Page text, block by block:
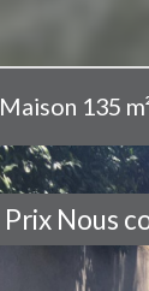
135
PrixNous